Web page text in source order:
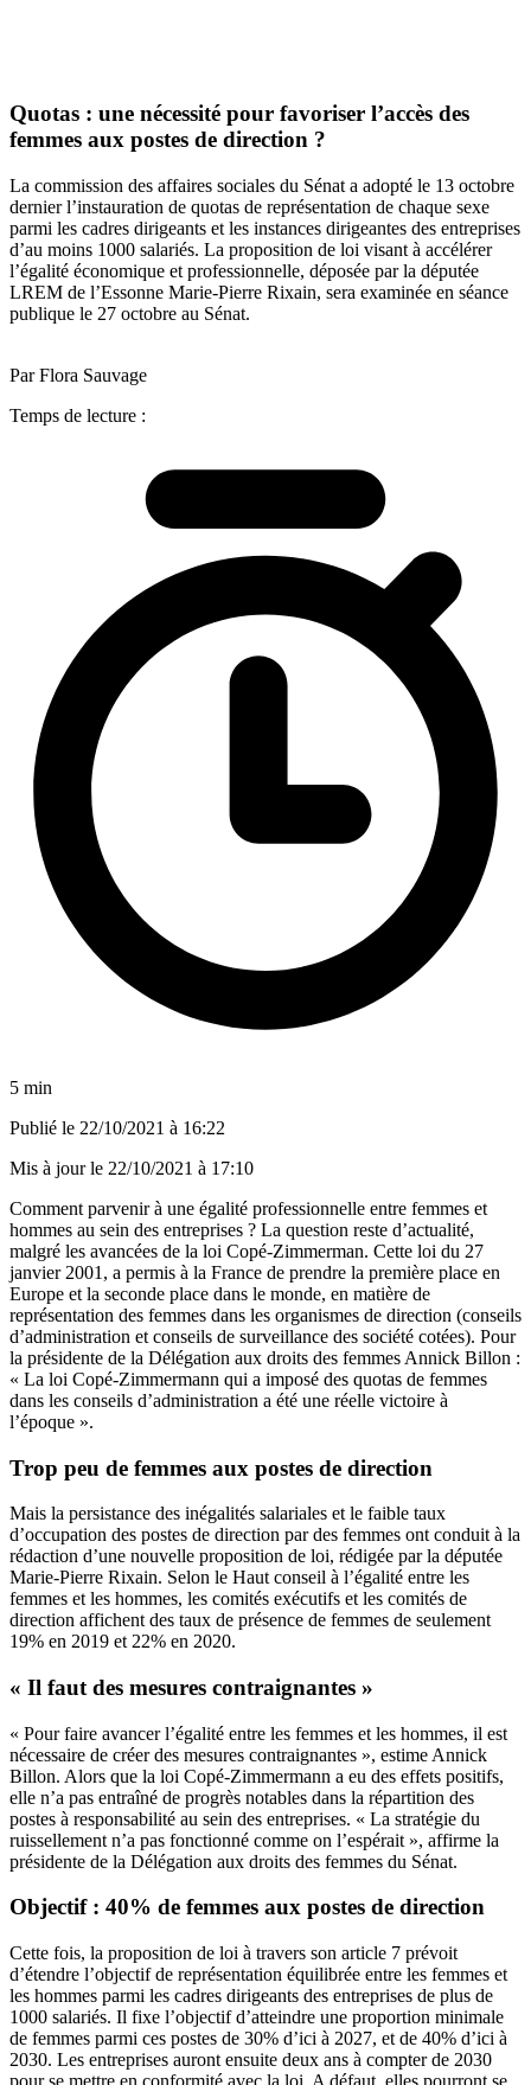
Quotas : une nécessité pour favoriser l’accès des
femmes aux postes de direction ?
La commission des affaires sociales du Sénat a adopté le 13 octobre
dernier l’instauration de quotas de représentation de chaque sexe
parmi les cadres dirigeants et les instances dirigeantes des entreprises
d’au moins 1000 salariés. La proposition de loi visant à accélérer
l’égalité économique et professionnelle, déposée par la députée
LREM de l’Essonne Marie-Pierre Rixain, sera examinée en séance
publique le 27 octobre au Sénat.
Par Flora Sauvage
Temps de lecture :
5 min
Publié le 22/10/2021 à 16:22
Mis à jour le 22/10/2021 à 17:10
Comment parvenir à une égalité professionnelle entre femmes et
hommes au sein des entreprises ? La question reste d’actualité,
malgré les avancées de la loi Copé-Zimmerman. Cette loi du 27
janvier 2001, a permis à la France de prendre la première place en
Europe et la seconde place dans le monde, en matière de
représentation des femmes dans les organismes de direction (conseils
d’administration et conseils de surveillance des société cotées). Pour
la présidente de la Délégation aux droits des femmes Annick Billon :
« La loi Copé-Zimmermann qui a imposé des quotas de femmes
dans les conseils d’administration a été une réelle victoire à
l’époque ».
Trop peu de femmes aux postes de direction
Mais la persistance des inégalités salariales et le faible taux
d’occupation des postes de direction par des femmes ont conduit à la
rédaction d’une nouvelle proposition de loi, rédigée par la députée
Marie-Pierre Rixain. Selon le Haut conseil à l’égalité entre les
femmes et les hommes, les comités exécutifs et les comités de
direction affichent des taux de présence de femmes de seulement
19% en 2019 et 22% en 2020.
« Il faut des mesures contraignantes »
« Pour faire avancer l’égalité entre les femmes et les hommes, il est
nécessaire de créer des mesures contraignantes », estime Annick
Billon. Alors que la loi Copé-Zimmermann a eu des effets positifs,
elle n’a pas entraîné de progrès notables dans la répartition des
postes à responsabilité au sein des entreprises. « La stratégie du
ruissellement n’a pas fonctionné comme on l’espérait », affirme la
présidente de la Délégation aux droits des femmes du Sénat.
Objectif : 40% de femmes aux postes de direction
Cette fois, la proposition de loi à travers son article 7 prévoit
d’étendre l’objectif de représentation équilibrée entre les femmes et
les hommes parmi les cadres dirigeants des entreprises de plus de
1000 salariés. Il fixe l’objectif d’atteindre une proportion minimale
de femmes parmi ces postes de 30% d’ici à 2027, et de 40% d’ici à
2030. Les entreprises auront ensuite deux ans à compter de 2030